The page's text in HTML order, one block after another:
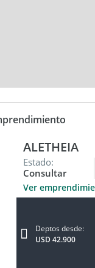
ALETHEIA
Estado:
Consultar
Ver
Deptos desde:
USD 42.900